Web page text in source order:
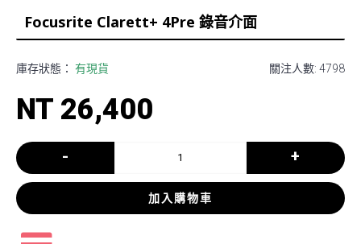
Focusrite Clarett+ 4Pre 錄音介面
關注人數: 4798
庫存狀態： 有現貨
NT 26,400
- +
加入購物車